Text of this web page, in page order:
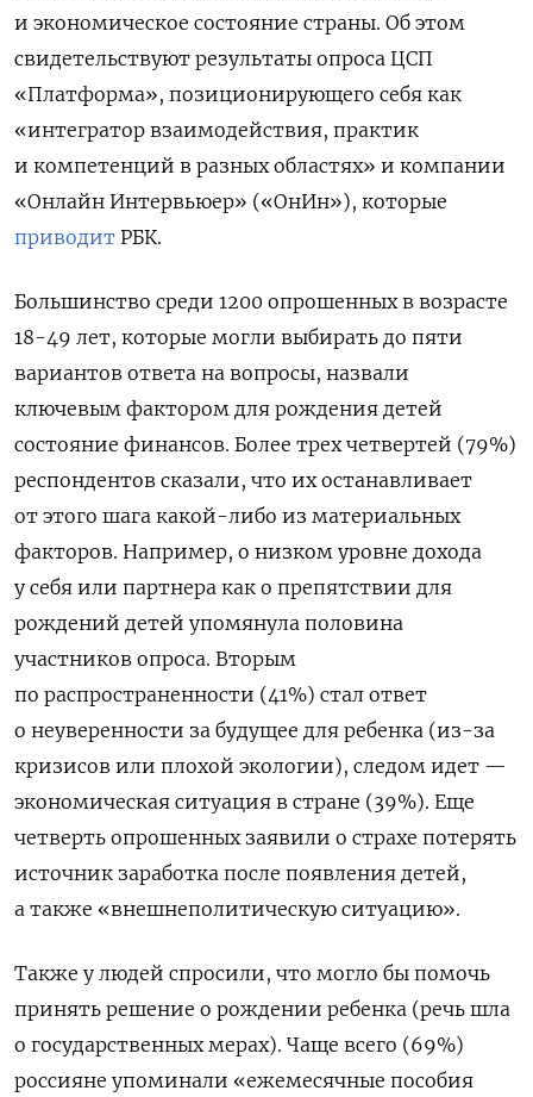
и экономическое состояние страны. Об этом
свидетельствуют результаты опроса ЦСП
«Платформа», позиционирующего себя как
«интегратор взаимодействия, практик
и компетенций в разных областях» и компании
«Онлайн Интервьюер» («ОнИн»), которые
приводит РБК.
Большинство среди 1200 опрошенных в возрасте
18-49 лет, которые могли выбирать до пяти
вариантов ответа на вопросы, назвали
ключевым фактором для рождения детей
состояние финансов. Более трех четвертей (79%)
респондентов сказали, что их останавливает
от этого шага какой-либо из материальных
факторов. Например, о низком уровне дохода
у себя или партнера как о препятствии для
рождений детей упомянула половина
участников опроса. Вторым
по распространенности (41%) стал ответ
о неуверенности за будущее для ребенка (из-за
кризисов или плохой экологии), следом идет —
экономическая ситуация в стране (39%). Еще
четверть опрошенных заявили о страхе потерять
источник заработка после появления детей,
а также «внешнеполитическую ситуацию».
Также у людей спросили, что могло бы помочь
принять решение о рождении ребенка (речь шла
о государственных мерах). Чаще всего (69%)
россияне упоминали «ежемесячные пособия